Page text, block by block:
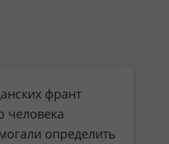
франт
человека
определить